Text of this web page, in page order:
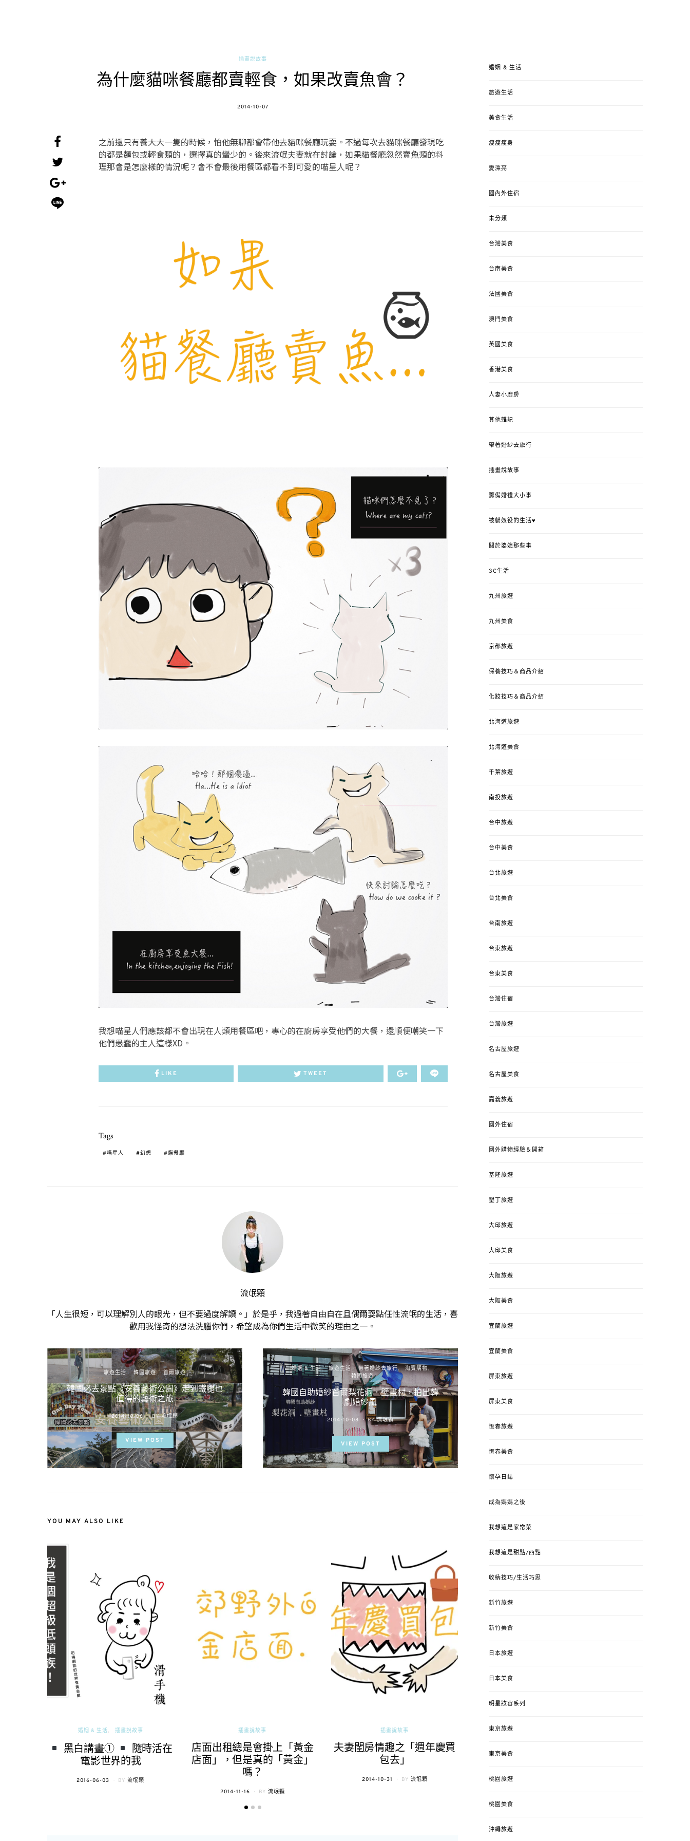
插畫說故事
為什麼貓咪餐廳都賣輕食，如果改賣魚會？
POSTED
2014-10-07
之前還只有養大大一隻的時候，怕他無聊都會帶他去貓咪餐廳玩耍。不過每次去貓咪餐廳發現吃
的都是麵包或輕食類的，選擇真的蠻少的。後來流氓夫妻就在討論，如果貓餐廳忽然賣魚類的料
理那會是怎麼樣的情況呢？會不會最後用餐區都看不到可愛的喵星人呢？
我想喵星人們應該都不會出現在人類用餐區吧，專心的在廚房享受他們的大餐，還順便嘲笑一下
他們愚蠢的主人這樣XD。
LIKE TWEET
Tags
喵星人 幻想 貓餐廳
流氓顆
「人生很短，可以理解別人的眼光，但不要過度解讀。」於是乎，我過著自由自在且偶爾耍點任性流氓的生活，喜
歡用我怪奇的想法洗腦你們，希望成為你們生活中微笑的理由之一。
旅遊生活 韓國旅遊 首爾旅遊
韓國必去景點《安養藝術公園》走到鐵腿也
值得的藝術之旅
POSTED
ON
2014-10-06 BY 流氓顆
VIEW POST
婚姻 & 生活 旅遊生活 帶著婚紗去旅行
淘寶購物
韓國旅遊
韓國自助婚紗首爾梨花洞．壁畫村，拍出韓
劇婚紗風
POSTED
2014-10-08 BY 流氓顆
VIEW POST
YOU MAY ALSO LIKE
婚姻 & 生活 插畫說故事
黑白講畫① 隨時活在
電影世界的我
POSTED
2016-06-03 BY 流氓顆
插畫說故事
店面出租總是會掛上「黃金
店面」，但是真的「黃金」
嗎？
POSTED
2014-11-16 BY 流氓顆
插畫說故事
夫妻閨房情趣之「週年慶買
包去」
POSTED
2014-10-31 BY 流氓顆
抵制味全商品！再吃我就變
POSTED
2014-10-11
婚姻 & 生活
旅遊生活
美食生活
瘦瘦瘦身
愛漂亮
國內外住宿
未分類
台灣美食
台南美食
法國美食
澳門美食
英國美食
香港美食
人妻小廚房
其他雜記
帶著婚紗去旅行
插畫說故事
籌備婚禮大小事
被貓奴役的生活♥
關於婆媳那些事
3C生活
九州旅遊
九州美食
京都旅遊
保養技巧＆商品介紹
化妝技巧＆商品介紹
北海道旅遊
北海道美食
千葉旅遊
南投旅遊
台中旅遊
台中美食
台北旅遊
台北美食
台南旅遊
台東旅遊
台東美食
台灣住宿
台灣旅遊
名古屋旅遊
名古屋美食
嘉義旅遊
國外住宿
國外購物經驗＆開箱
基隆旅遊
墾丁旅遊
大邱旅遊
大邱美食
大阪旅遊
大阪美食
宜蘭旅遊
宜蘭美食
屏東旅遊
屏東美食
恆春旅遊
恆春美食
懷孕日誌
成為媽媽之後
我想這是家常菜
我想這是甜點/西點
收納技巧/生活巧思
新竹旅遊
新竹美食
日本旅遊
日本美食
明星妝容系列
東京旅遊
東京美食
桃園旅遊
桃園美食
沖繩旅遊